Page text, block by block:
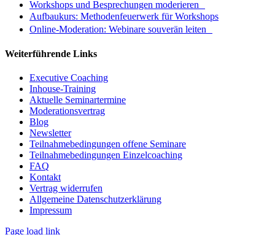
Workshops und Besprechungen moderieren
Aufbaukurs: Methodenfeuerwerk für Workshops
Online-Moderation: Webinare souverän leiten
Weiterführende Links
Executive Coaching
Inhouse-Training
Aktuelle Seminartermine
Moderationsvertrag
Blog
Newsletter
Teilnahmebedingungen offene Seminare
Teilnahmebedingungen Einzelcoaching
FAQ
Kontakt
Vertrag widerrufen
Allgemeine Datenschutzerklärung
Impressum
Page load link